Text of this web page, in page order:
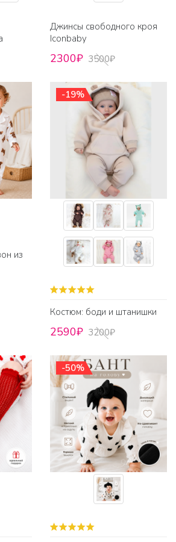
Джинсы свободного кроя
Iconbaby
2300₽ 3500₽
из
-19%
Костюм: боди и штанишки
2590₽ 3200₽
-50%